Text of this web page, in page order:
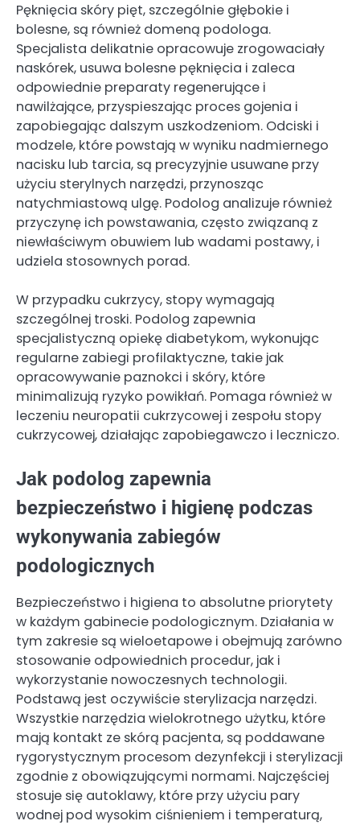
Pęknięcia skóry pięt, szczególnie głębokie i
bolesne, są również domeną podologa.
Specjalista delikatnie opracowuje zrogowaciały
naskórek, usuwa bolesne pęknięcia i zaleca
odpowiednie preparaty regenerujące i
nawilżające, przyspieszając proces gojenia i
zapobiegając dalszym uszkodzeniom. Odciski i
modzele, które powstają w wyniku nadmiernego
nacisku lub tarcia, są precyzyjnie usuwane przy
użyciu sterylnych narzędzi, przynosząc
natychmiastową ulgę. Podolog analizuje również
przyczynę ich powstawania, często związaną z
niewłaściwym obuwiem lub wadami postawy, i
udziela stosownych porad.
W przypadku cukrzycy, stopy wymagają
szczególnej troski. Podolog zapewnia
specjalistyczną opiekę diabetykom, wykonując
regularne zabiegi profilaktyczne, takie jak
opracowywanie paznokci i skóry, które
minimalizują ryzyko powikłań. Pomaga również w
leczeniu neuropatii cukrzycowej i zespołu stopy
cukrzycowej, działając zapobiegawczo i leczniczo.
Jak podolog zapewnia
bezpieczeństwo i higienę podczas
wykonywania zabiegów
podologicznych
Bezpieczeństwo i higiena to absolutne priorytety
w każdym gabinecie podologicznym. Działania w
tym zakresie są wieloetapowe i obejmują zarówno
stosowanie odpowiednich procedur, jak i
wykorzystanie nowoczesnych technologii.
Podstawą jest oczywiście sterylizacja narzędzi.
Wszystkie narzędzia wielokrotnego użytku, które
mają kontakt ze skórą pacjenta, są poddawane
rygorystycznym procesom dezynfekcji i sterylizacji
zgodnie z obowiązującymi normami. Najczęściej
stosuje się autoklawy, które przy użyciu pary
wodnej pod wysokim ciśnieniem i temperaturą,